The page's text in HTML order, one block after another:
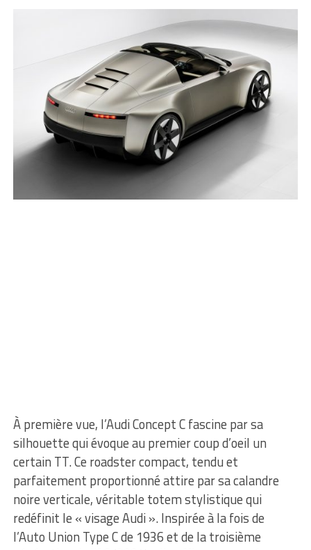
À première vue, l’Audi Concept C fascine par sa
silhouette qui évoque au premier coup d’oeil un
certain TT. Ce roadster compact, tendu et
parfaitement proportionné attire par sa calandre
noire verticale, véritable totem stylistique qui
redéfinit le « visage Audi ». Inspirée à la fois de
l’Auto Union Type C de 1936 et de la troisième